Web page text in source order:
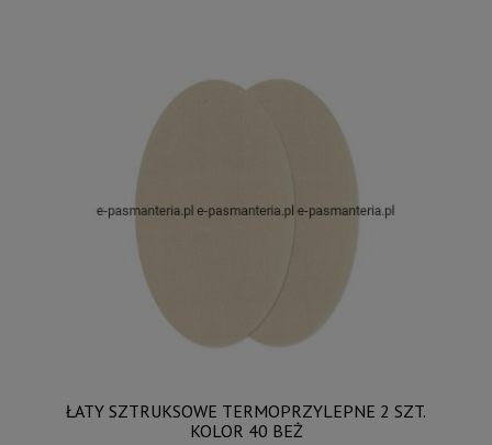
ŁATY SZTRUKSOWE TERMOPRZYLEPNE 2 SZT.
KOLOR 40 BEŻ